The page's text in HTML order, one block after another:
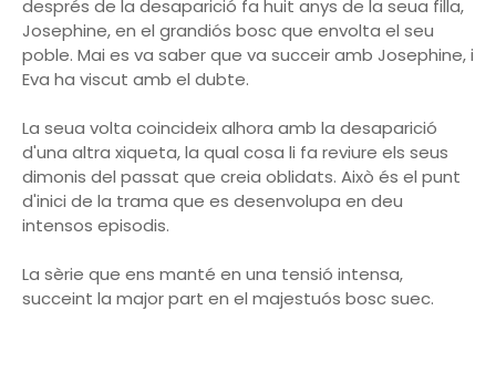
després de la desaparició fa huit anys de la seua filla,
Josephine, en el grandiós bosc que envolta el seu
poble. Mai es va saber que va succeir amb Josephine, i
Eva ha viscut amb el dubte.
La seua volta coincideix alhora amb la desaparició
d'una altra xiqueta, la qual cosa li fa reviure els seus
dimonis del passat que creia oblidats. Això és el punt
d'inici de la trama que es desenvolupa en deu
intensos episodis.
La sèrie que ens manté en una tensió intensa,
succeint la major part en el majestuós bosc suec.